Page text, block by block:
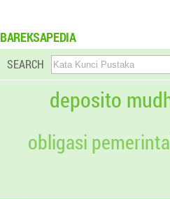
BAREKSAPEDIA
SEARCH
deposito
obligasi